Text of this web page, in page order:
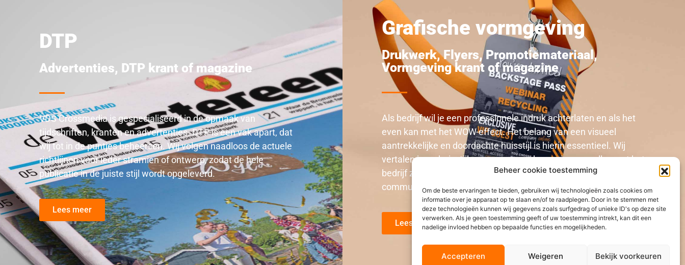
Beheer cookie toestemming
Om de beste ervaringen te bieden, gebruiken wij technologieën zoals cookies om
informatie over je apparaat op te slaan en/of te raadplegen. Door in te stemmen met
deze technologieën kunnen wij gegevens zoals surfgedrag of unieke ID's op deze site
verwerken. Als je geen toestemming geeft of uw toestemming intrekt, kan dit een
nadelige invloed hebben op bepaalde functies en mogelijkheden.
Accepteren Weigeren Bekijk voorkeuren
DTP
Advertenties, DTP krant of magazine
VDS Crossmedia is gespecialiseerd in de opmaak van
tijdschriften, kranten en advertenties. DTP is een vak apart, dat
wij tot in de puntjes beheersen. Wij volgen naadloos de actuele
richtlijnen voor ieder stramien of ontwerp, zodat de hele
publicatie in de juiste stijl wordt opgeleverd.
Lees meer
Grafische vormgeving
Drukwerk,Flyers,Promotiemateriaal,
Vormgeving krant of magazine
Als bedrijf wil je een professionele indruk achterlaten en als het
even kan met het WOW-effect. Het belang van een visueel
aantrekkelijke en doordachte huisstijl is hierin essentieel. Wij
vertalen jouw huisstijl op een passende manier naar alles wat het
bedrijf zichtbaar maakt op het gebied van marketing en
communicatie.
Lees meer